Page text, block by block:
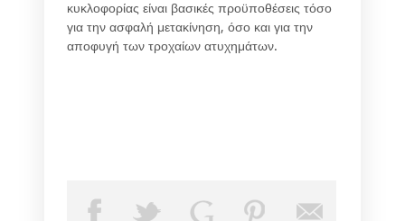
κυκλοφορίας είναι βασικές προϋποθέσεις τόσο
για την ασφαλή μετακίνηση, όσο και για την
αποφυγή των τροχαίων ατυχημάτων.